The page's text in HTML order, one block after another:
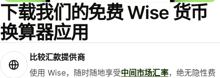
下载我们的免费 Wise 货币
换算器应用
比较汇款提供商
使用 Wise，随时随地享受中间市场汇率，绝无隐性费